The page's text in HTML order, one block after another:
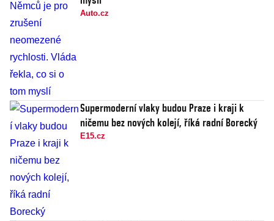
Auto.cz
Supermoderní vlaky budou Praze i kraji k
ničemu bez nových kolejí, říká radní Borecký
E15.cz